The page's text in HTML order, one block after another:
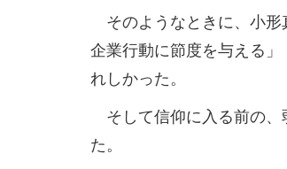
そのようなときに、小形
企業行動に節度を与える
れしかった。
そして信仰に入る前の、
た。